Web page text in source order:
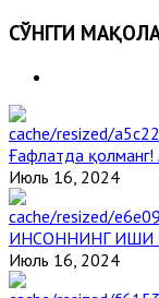
СЎНГГИ
Ғафлатда қолманг!
Июль 16, 2024
ИНСОННИНГ ИШИ
Июль 16, 2024